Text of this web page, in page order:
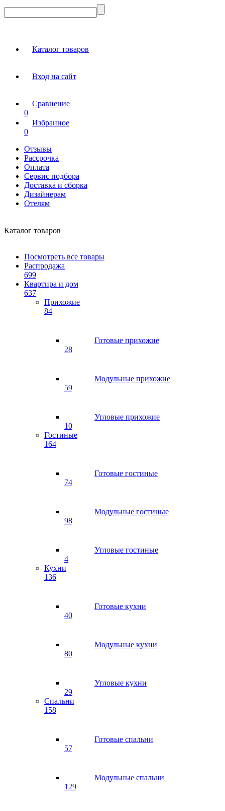
Каталог товаров
Вход на сайт
Сравнение
0
Избранное
0
Отзывы
Рассрочка
Оплата
Сервис подбора
Доставка и сборка
Дизайнерам
Отелям
Каталог товаров
Посмотреть все товары
Распродажа
699
Квартира и дом
637
Прихожие
84
Готовые прихожие
28
Модульные прихожие
59
Угловые прихожие
10
Гостиные
164
Готовые гостиные
74
Модульные гостиные
98
Угловые гостиные
4
Кухни
136
Готовые кухни
40
Модульные кухни
80
Угловые кухни
29
Спальни
158
Готовые спальни
57
Модульные спальни
129